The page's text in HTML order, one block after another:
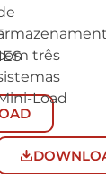
três
Load